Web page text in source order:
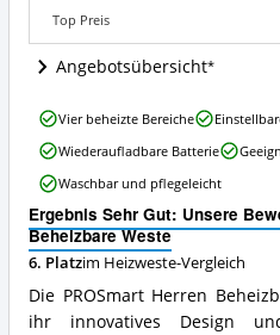
diese
Heizweste
erhältlich?
Top Preis
Angebotsübersicht
Ergebnis Sehr Gut: Unsere
Beheizbare Weste
6. Platzim Heizweste-Vergleich
Die PROSmart Herren
ihr innovatives Design
PROSmart
Herren
Beheizbare
Weste
Vorteile:
Was
spricht
für
diese
Heizweste?
Vier beheizte Bereiche
Wiederaufladbare Batterie
Waschbar und pflegeleicht